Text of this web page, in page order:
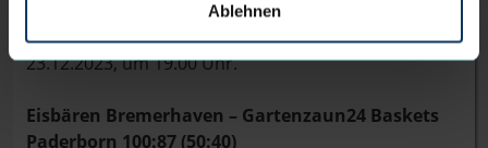
Ablehnen
Bochum. Tip-off der Partie am 13. Spieltag der
BARMER 2. Basketball-Bundesliga ProA ist am
23.12.2023, um 19.00 Uhr.
Eisbären Bremerhaven – Gartenzaun24 Baskets
Paderborn 100:87 (50:40)